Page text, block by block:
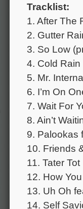
Tracklist:
1. After The
2. Gutter
3. So Low
4. Cold
5. Mr.
6. I’m On
7. Wait For
8. Ain’t
9. Palookas
10. Friends
11. Tater
12. How
13. Uh Oh
14. Self